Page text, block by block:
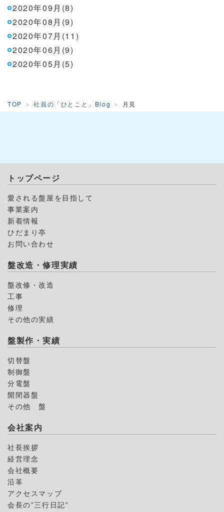
2020年09月(8)
2020年08月(9)
2020年07月(11)
2020年06月(9)
2020年05月(5)
TOP 社員の「ひとこと」Blog 月見
トップページ
愛される盤屋を目指して
事業案内
新着情報
ひだまり亭
お問い合わせ
盤改造・修理実績
盤改修・改造
工事
修理
その他の実績
盤製作・実績
切替盤
制御盤
分電盤
開閉器盤
その他 盤
会社案内
社長挨拶
経営理念
会社概要
沿革
アクセスマップ
会長の”三行日記”